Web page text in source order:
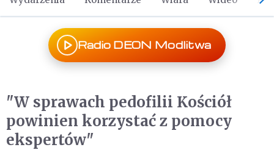
Radio DEON Modlitwa
"W sprawach pedofilii Kościół
powinien korzystać z pomocy
ekspertów"